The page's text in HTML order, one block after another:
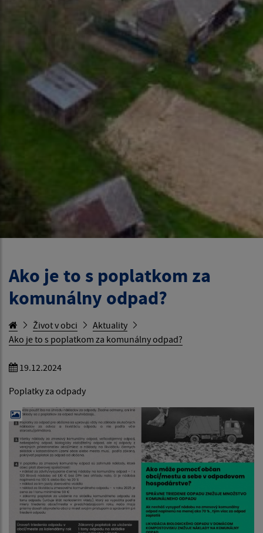
Ako je to s poplatkom za
komunálny odpad?
Život v obci
Aktuality
Ako je to s poplatkom za komunálny odpad?
19.12.2024
Poplatky za odpady